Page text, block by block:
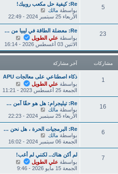
خ
ش
ر
ك
5
Re: كيفية حل مكعب روبيك!
بواسطة مالك
د
خ
ر
م
ك
ة
الأربعاء 25 سبتمبر 2024 - 22:49
23
Re: معضلة الطاقة في ليبيا من …
بواسطة علي الطويل
ا
ه
د
ر
ش
ا
ك
ة
الاثنين 03 أغسطس 2026 - 16:14
مشاركات آخر مشاركة
1
ذكاء اصطناعي على معالجات APU
بواسطة علي الطويل
ا
ه
د
آ
خ
ر
م
ش
ا
الجمعة 25 أغسطس 2023 - 11:21
16
Re: تيليجرام: هل هو حقًا آمن …
بواسطة مالك
ه
د
خ
ر
ش
ا
ر
الأربعاء 25 سبتمبر 2024 - 22:23
6
Re: البرمجيات الحرة ، هل نحن …
بواسطة مالك
ه
د
خ
الجمعة 06 سبتمبر 2024 - 16:02
7
لم أكن هناك.. لكنني لم أغب!
بواسطة علي الطويل
الجمعة 15 مايو 2026 - 9:46